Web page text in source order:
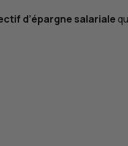
d’épargne salariale